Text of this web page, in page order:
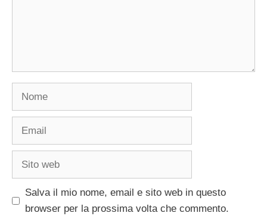
Nome
Email
Sito
Salva il mio nome, email e sito web in questo
browser per la prossima volta che commento.